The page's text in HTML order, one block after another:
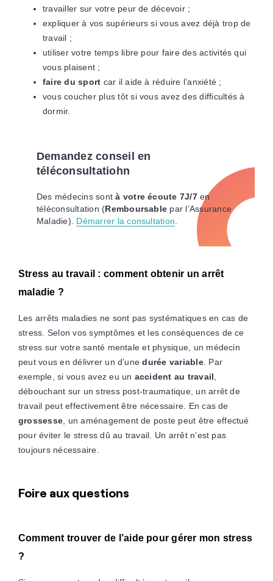
travailler sur votre peur de décevoir ;
expliquer à vos supérieurs si vous avez déjà trop de
travail ;
utiliser votre temps libre pour faire des activités qui
vous plaisent ;
faire du sport car il aide à réduire l’anxiété ;
vous coucher plus tôt si vous avez des difficultés à
dormir.
Demandez conseil en
téléconsultatiohn
Des médecins sontà votre écoute 7J/7en
téléconsultation (Remboursable par l’Assurance
Maladie). Démarrer la consultation.
Stress au travail : comment obtenir un arrêt
maladie ?
Les arrêts maladies ne sont pas systématiques en cas de
stress. Selon vos symptômes et les conséquences de ce
stress sur votre santé mentale et physique, un médecin
peut vous en délivrer un d’unedurée variable. Par
exemple, si vous avez eu un accident au travail,
débouchant sur un stress post-traumatique, un arrêt de
travail peut effectivement être nécessaire. En cas de
grossesse, un aménagement de poste peut être effectué
pour éviter le stress dû au travail. Un arrêt n’est pas
toujours nécessaire.
Foire aux questions
Comment trouver de l’aide pour gérer mon stress
?